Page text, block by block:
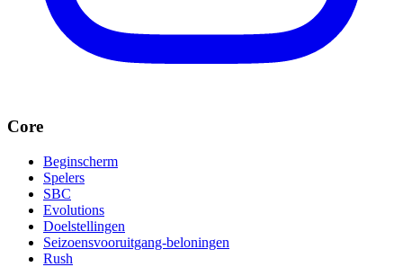
Core
Beginscherm
Spelers
SBC
Evolutions
Doelstellingen
Seizoensvooruitgang-beloningen
Rush